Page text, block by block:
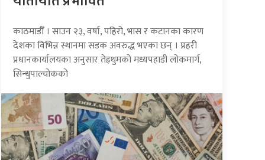
काठमाडौँ । साउन २३, वर्षा, पहिरो, भास र कटानका कारण
देशका विभिन्न स्थानमा सडक अवरुद्ध भएका छन् । प्रहरी
प्रधानकार्यालयका अनुसार तेह्रथुमको मध्यपहाडी लोकमार्ग,
सिन्धुपाल्चोकको